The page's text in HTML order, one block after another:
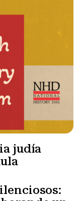
judía